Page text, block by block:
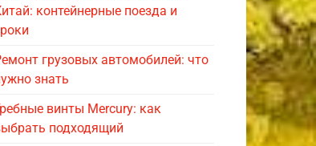
контейнерные поезда и
грузовых автомобилей: что
знать
винты Mercury: как
подходящий